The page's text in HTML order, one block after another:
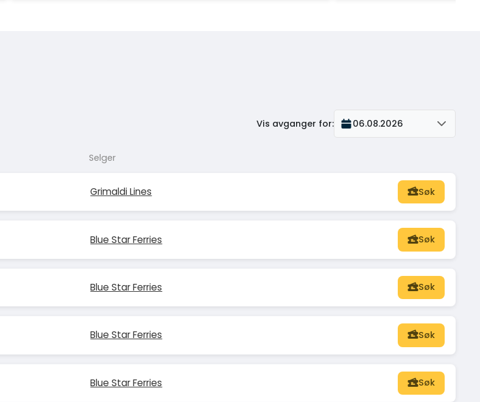
Vis avganger for: 06.08.2026
Selger
Grimaldi Lines Søk
Blue Star Ferries Søk
Blue Star Ferries Søk
Blue Star Ferries Søk
Blue Star Ferries Søk